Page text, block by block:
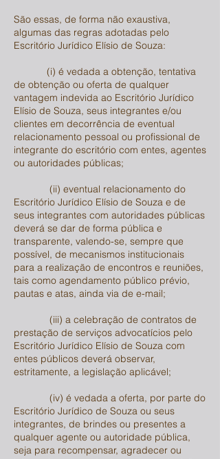
São essas, de forma não exaustiva,
algumas das regras adotadas pelo
Escritório Jurídico Elísio de Souza:
(i) é vedada a obtenção, tentativa
de obtenção ou oferta de qualquer
vantagem indevida ao Escritório Jurídico
Elísio de Souza, seus integrantes e/ou
clientes em decorrência de eventual
relacionamento pessoal ou profissional de
integrante do escritório com entes, agentes
ou autoridades públicas;
(ii) eventual relacionamento do
Escritório Jurídico Elísio de Souza e de
seus integrantes com autoridades públicas
deverá se dar de forma pública e
transparente, valendo-se, sempre que
possível, de mecanismos institucionais
para a realização de encontros e reuniões,
tais como agendamento público prévio,
pautas e atas, ainda via de e-mail;
(iii) a celebração de contratos de
prestação de serviços advocatícios pelo
Escritório Jurídico Elísio de Souza com
entes públicos deverá observar,
estritamente, a legislação aplicável;
(iv) é vedada a oferta, por parte do
Escritório Jurídico de Souza ou seus
integrantes, de brindes ou presentes a
qualquer agente ou autoridade pública,
seja para recompensar, agradecer ou